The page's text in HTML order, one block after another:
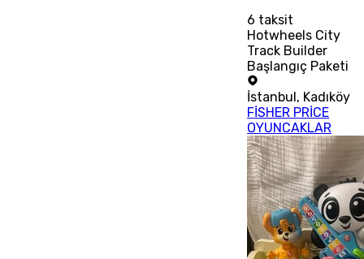
6 taksit
Hotwheels City
Track Builder
Başlangıç Paketi
İstanbul, Kadıköy
FİSHER PRİCE
OYUNCAKLAR